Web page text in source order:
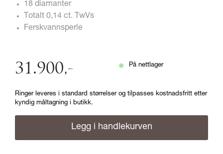
18 diamanter
Totalt 0,14 ct. TwVs
Ferskvannsperle
31.900,- På nettlager
Ringer leveres i standard størrelser og tilpasses kostnadsfritt etter
kyndig måltagning i butikk.
Legg i handlekurven